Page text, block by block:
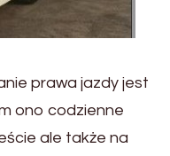
prawa jazdy jest
ono codzienne
ale także na